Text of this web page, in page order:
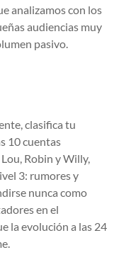
analizamos con los
audiencias muy
pasivo.
clasifica tu
10 cuentas
Robin y Willy,
3: rumores y
nunca como
en el
la evolución a las 24